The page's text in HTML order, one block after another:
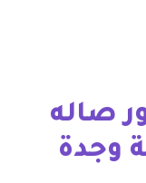
صاله
وجدة